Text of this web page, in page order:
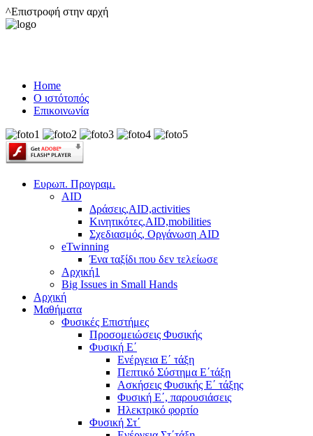
^Επιστροφή στην αρχή
Home
Ο ιστότοπός
Επικοινωνία
Ευρωπ. Προγραμ.
AID
Δράσεις,AID,activities
Κινητικότες,AID,mobilities
Σχεδιασμός, Οργάνωση AID
eTwinning
Ένα ταξίδι που δεν τελείωσε
Αρχική1
Big Issues in Small Hands
Αρχική
Μαθήματα
Φυσικές Επιστήμες
Προσομειώσεις Φυσικής
Φυσική Ε΄
Ενέργεια Ε΄ τάξη
Πεπτικό Σύστημα Ε΄τάξη
Ασκήσεις Φυσικής Ε΄ τάξης
Φυσική Ε΄, παρουσιάσεις
Ηλεκτρικό φορτίο
Φυσική Στ΄